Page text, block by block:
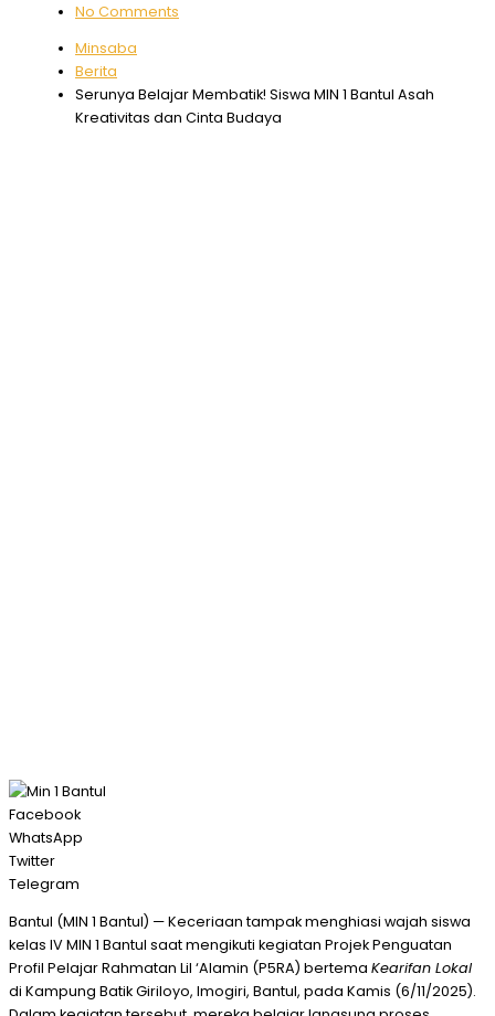
No Comments
Minsaba
Berita
Serunya Belajar Membatik! Siswa MIN 1 Bantul Asah
Kreativitas dan Cinta Budaya
Facebook
WhatsApp
Twitter
Telegram
Bantul (MIN 1 Bantul) — Keceriaan tampak menghiasi wajah siswa
kelas IV MIN 1 Bantul saat mengikuti kegiatan Projek Penguatan
Profil Pelajar Rahmatan Lil ‘Alamin (P5RA) bertema Kearifan Lokal
di Kampung Batik Giriloyo, Imogiri, Bantul, pada Kamis (6/11/2025).